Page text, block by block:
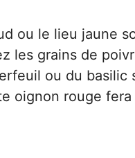
ou le lieu jaune
les grains de
ou du basilic
oignon rouge fera